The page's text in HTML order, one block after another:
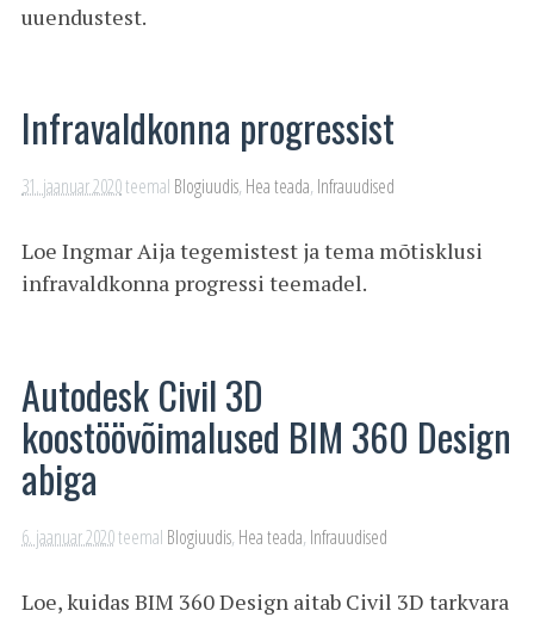
uuendustest.
Infravaldkonna progressist
31. jaanuar 2020teemal Blogiuudis, Hea teada, Infrauudised
Loe Ingmar Aija tegemistest ja tema mõtisklusi
infravaldkonna progressi teemadel.
Autodesk Civil 3D
koostöövõimalused BIM 360 Design
abiga
6. jaanuar 2020teemal Blogiuudis, Hea teada, Infrauudised
Loe, kuidas BIM 360 Design aitab Civil 3D tarkvara